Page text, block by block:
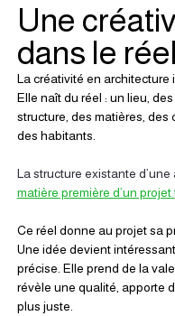
Une
dans le réel
La créativité en architecture
Elle naît du réel : un lieu,
structure, des matières, des
des habitants.
La structure existante
matière première d’un projet
Ce réel donne au projet sa
Une idée devient
précise. Elle prend de la
révèle une qualité, apporte
plus juste.